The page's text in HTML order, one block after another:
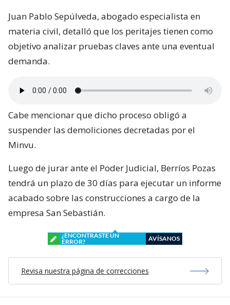
Juan Pablo Sepúlveda, abogado especialista en
materia civil, detalló que los peritajes tienen como
objetivo analizar pruebas claves ante una eventual
demanda.
Cabe mencionar que dicho proceso obligó a
suspender las demoliciones decretadas por el
Minvu.
Luego de jurar ante el Poder Judicial, Berríos Pozas
tendrá un plazo de 30 días para ejecutar un informe
acabado sobre las construcciones a cargo de la
empresa San Sebastián.
¿ENCONTRASTE UN
ERROR?
AVÍSANOS
Revisa nuestra página de correcciones